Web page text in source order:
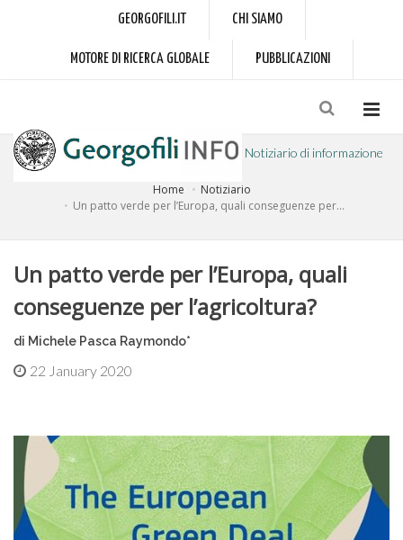
GEORGOFILI.IT CHI SIAMO
MOTORE DI RICERCA GLOBALE PUBBLICAZIONI
Notiziario di informazione
a cura dell'Accademia dei Georgofili
Home
Notiziario
Un patto verde per l’Europa, quali conseguenze per...
Un patto verde per l’Europa, quali
conseguenze per l’agricoltura?
di Michele Pasca Raymondo*
22 January 2020